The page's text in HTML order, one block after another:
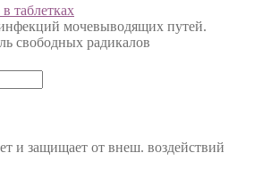
таблетках
мочевыводящих путей.
свободных радикалов
и защищает от внеш. воздействий